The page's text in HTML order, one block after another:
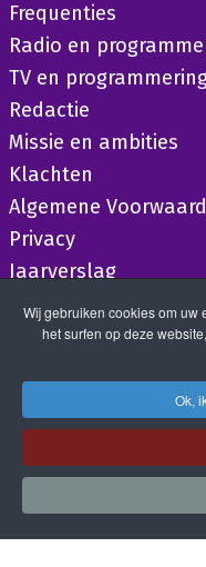
Frequenties
Radio en
TV en
Redactie
Missie en ambities
Klachten
Algemene
Privacy
Jaarverslag
Wij gebruiken cookies om uw
het surfen op deze
Ok,